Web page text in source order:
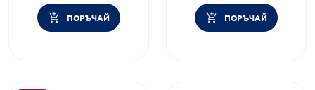
ПОРЪЧАЙ ПОРЪЧАЙ